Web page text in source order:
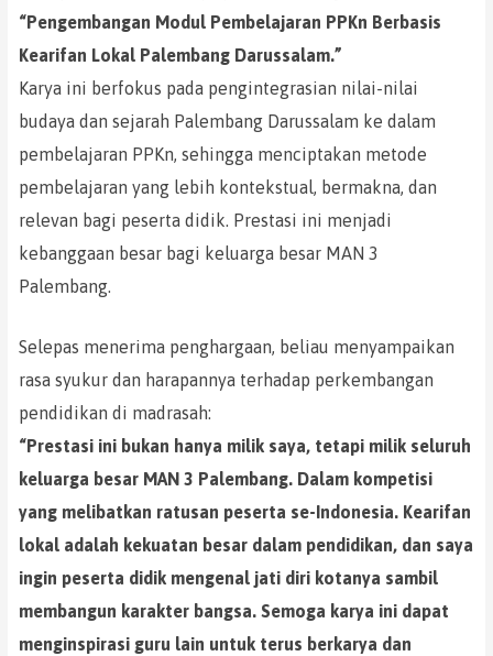
“Pengembangan Modul Pembelajaran PPKn Berbasis
Kearifan Lokal Palembang Darussalam.”
Karya ini berfokus pada pengintegrasian nilai-nilai
budaya dan sejarah Palembang Darussalam ke dalam
pembelajaran PPKn, sehingga menciptakan metode
pembelajaran yang lebih kontekstual, bermakna, dan
relevan bagi peserta didik. Prestasi ini menjadi
kebanggaan besar bagi keluarga besar MAN 3
Palembang.
Selepas menerima penghargaan, beliau menyampaikan
rasa syukur dan harapannya terhadap perkembangan
pendidikan di madrasah:
“Prestasi ini bukan hanya milik saya, tetapi milik seluruh
keluarga besar MAN 3 Palembang. Dalam kompetisi
yang melibatkan ratusan peserta se-Indonesia. Kearifan
lokal adalah kekuatan besar dalam pendidikan, dan saya
ingin peserta didik mengenal jati diri kotanya sambil
membangun karakter bangsa. Semoga karya ini dapat
menginspirasi guru lain untuk terus berkarya dan